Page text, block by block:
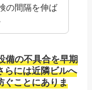
の間隔を伸ば
備の不具合を早期
らには近隣ビルへ
ぐことにありま